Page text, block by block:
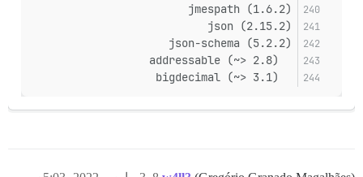
jmespath (1.6.2)
json (2.15.2)
json-schema (5.2.2)